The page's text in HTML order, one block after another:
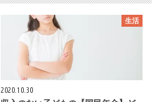
生活
2020.10.30